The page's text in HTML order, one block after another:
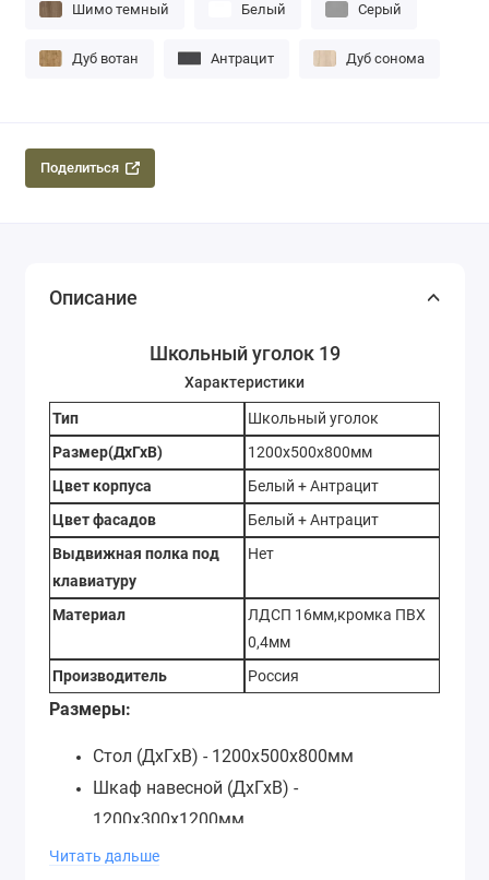
Шимо темный Белый Серый
Дуб вотан Антрацит Дуб сонома
Поделиться
Описание
Школьный уголок 19
Характеристики
Тип
Школьный уголок
Размер(ДхГхВ)
1200х500х800мм
Цвет корпуса
Белый + Антрацит
Цвет фасадов
Белый + Антрацит
Выдвижная полка под
клавиатуру
Нет
Материал
ЛДСП 16мм,кромка ПВХ
0,4мм
Производитель
Россия
Размеры:
Стол (ДхГхВ) - 1200х500х800мм
Шкаф навесной (ДхГхВ) -
1200х300х1200мм
Тв-тумба не входит в стоимость!
Читать дальше